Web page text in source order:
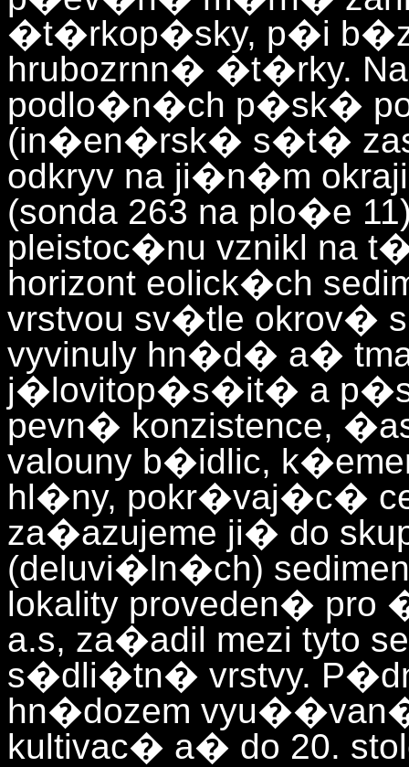
�t�rkop�sky, p�i
hrubozrnn� �t�rky.
podlo�n�ch p�sk�
(in�en�rsk� s�t�
odkryv na ji�n�m
(sonda 263 na plo�e
pleistoc�nu vznikl na
horizont eolick�ch
vrstvou sv�tle okrov�
vyvinuly hn�d� a�
j�lovitop�s�it� a
pevn� konzistence,
valouny b�idlic,
hl�ny, pokr�vaj�c�
za�azujeme ji� do
(deluvi�ln�ch)
lokality proveden� pro
a.s, za�adil mezi tyto
s�dli�tn� vrstvy.
hn�dozem
kultivac� a� do 20.